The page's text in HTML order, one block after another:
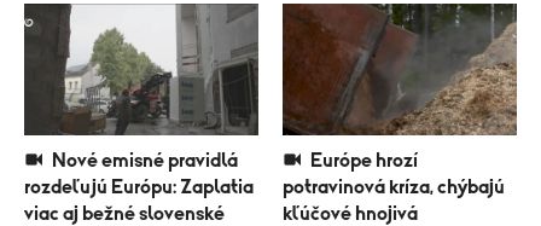
rozdeľujú Európu: Zaplatia
viac aj bežné slovenské
potravinová kríza, chýbajú
kľúčové hnojivá